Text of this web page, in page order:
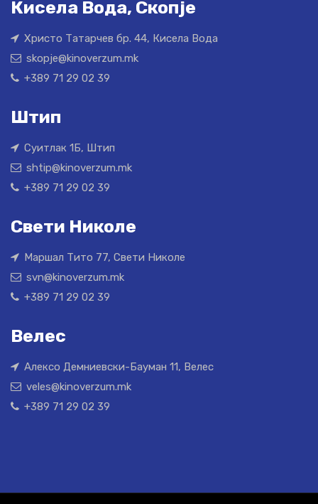
Кисела Вода, Скопје
Христо Татарчев бр. 44, Кисела Вода
skopje@kinoverzum.mk
+389 71 29 02 39
Штип
Суитлак 1Б, Штип
shtip@kinoverzum.mk
+389 71 29 02 39
Свети Николе
Маршал Тито 77, Свети Николе
svn@kinoverzum.mk
+389 71 29 02 39
Велес
Алексо Демниевски-Бауман 11, Велес
veles@kinoverzum.mk
+389 71 29 02 39